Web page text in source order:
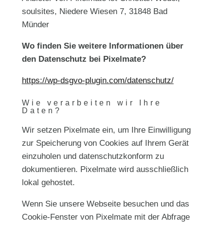
soulsites, Niedere Wiesen 7, 31848 Bad
Münder
Wo finden Sie weitere Informationen über
den Datenschutz bei Pixelmate?
https://wp-dsgvo-plugin.com/datenschutz/
Wie verarbeiten wir Ihre
Daten?
Wir setzen Pixelmate ein, um Ihre Einwilligung
zur Speicherung von Cookies auf Ihrem Gerät
einzuholen und datenschutzkonform zu
dokumentieren. Pixelmate wird ausschließlich
lokal gehostet.
Wenn Sie unsere Webseite besuchen und das
Cookie-Fenster von Pixelmate mit der Abfrage